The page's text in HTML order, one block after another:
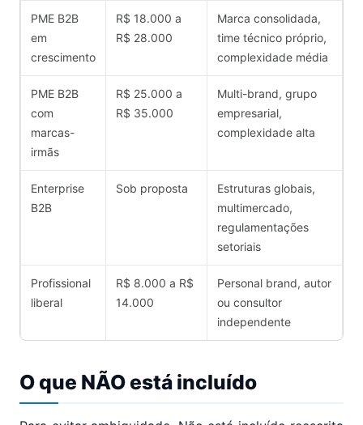
PME B2B
em
crescimento
R$ 18.000 a
R$ 28.000
Marca consolidada,
time técnico próprio,
complexidade média
PME B2B
com
marcas-
irmãs
R$ 25.000 a
R$ 35.000
Multi-brand, grupo
empresarial,
complexidade alta
Enterprise
B2B
Sob proposta
Estruturas globais,
multimercado,
regulamentações
setoriais
Profissional
liberal
R$ 8.000 a R$
14.000
Personal brand, autor
ou consultor
independente
O que NÃO está incluído